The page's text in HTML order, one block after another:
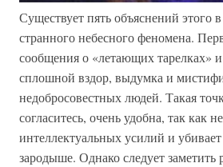
Существует пять объяснений этого
странного небесного феномена.
сообщения о «летающих
сплошной вздор, выдумка и
недобросовестных людей. Такая
согласитесь, очень удобна, так как
интеллектуальных усилий и
зародыше. Однако следует заметить